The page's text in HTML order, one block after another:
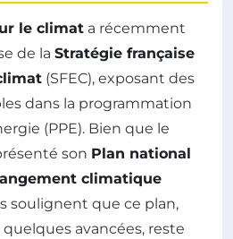
le climat a récemment
de la Stratégie française
(SFEC), exposant des
dans la programmation
(PPE). Bien que le
son Plan national
climatique
soulignent que ce plan,
avancées, reste